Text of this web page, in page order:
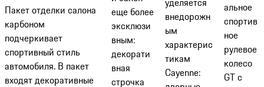
Пакет отделки салона
карбоном
подчеркивает
спортивный стиль
автомобиля. В пакет
входят декоративные
еще более
эксклюзи
вным:
декорати
вная
строчка
внедорожн
ым
характерис
тикам
Cayenne:
альное
спортив
ное
рулевое
колесо
GT с